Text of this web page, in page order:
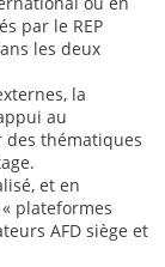
par le REP
les deux
la
au
des thématiques
et en
plateformes
AFD siège et